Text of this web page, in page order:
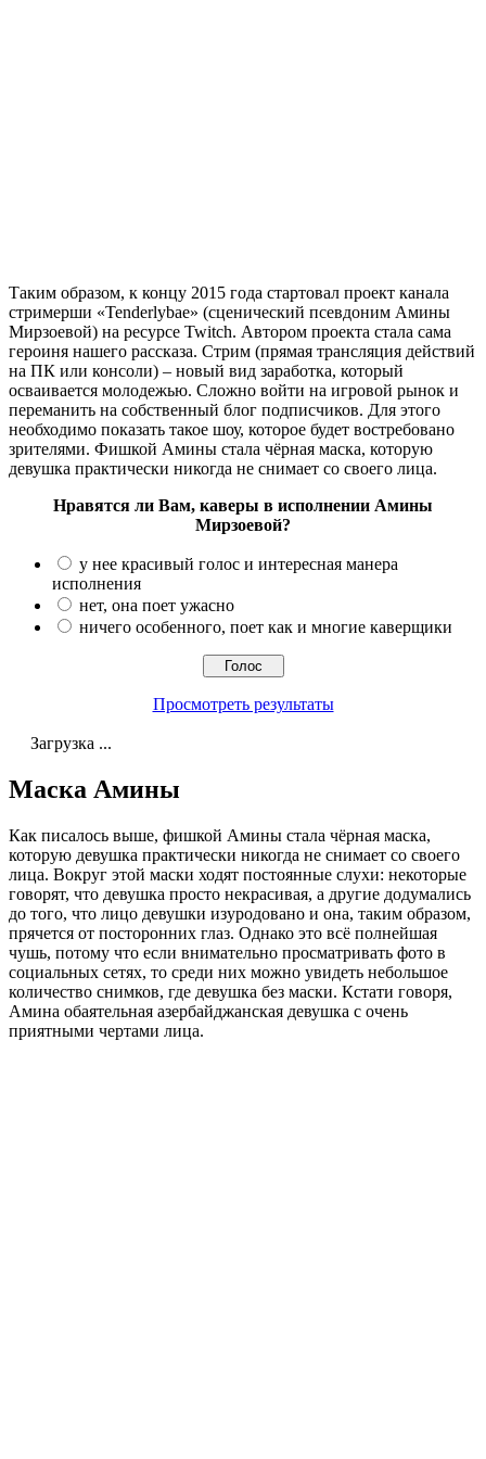
Таким образом, к концу 2015 года стартовал проект канала
стримерши «Tenderlybae» (сценический псевдоним Амины
Мирзоевой) на ресурсе Twitch. Автором проекта стала сама
героиня нашего рассказа. Стрим (прямая трансляция действий
на ПК или консоли) – новый вид заработка, который
осваивается молодежью. Сложно войти на игровой рынок и
переманить на собственный блог подписчиков. Для этого
необходимо показать такое шоу, которое будет востребовано
зрителями. Фишкой Амины стала чёрная маска, которую
девушка практически никогда не снимает со своего лица.
Нравятся ли Вам, каверы в исполнении Амины
Мирзоевой?
у нее красивый голос и интересная манера
исполнения
нет, она поет ужасно
ничего особенного, поет как и многие каверщики
Просмотреть результаты
Загрузка ...
Маска Амины
Как писалось выше, фишкой Амины стала чёрная маска,
которую девушка практически никогда не снимает со своего
лица. Вокруг этой маски ходят постоянные слухи: некоторые
говорят, что девушка просто некрасивая, а другие додумались
до того, что лицо девушки изуродовано и она, таким образом,
прячется от посторонних глаз. Однако это всё полнейшая
чушь, потому что если внимательно просматривать фото в
социальных сетях, то среди них можно увидеть небольшое
количество снимков, где девушка без маски. Кстати говоря,
Амина обаятельная азербайджанская девушка с очень
приятными чертами лица.